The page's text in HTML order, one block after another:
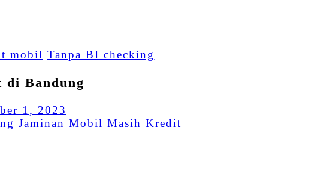
mobil Tanpa BI checking
Bandung
1, 2023